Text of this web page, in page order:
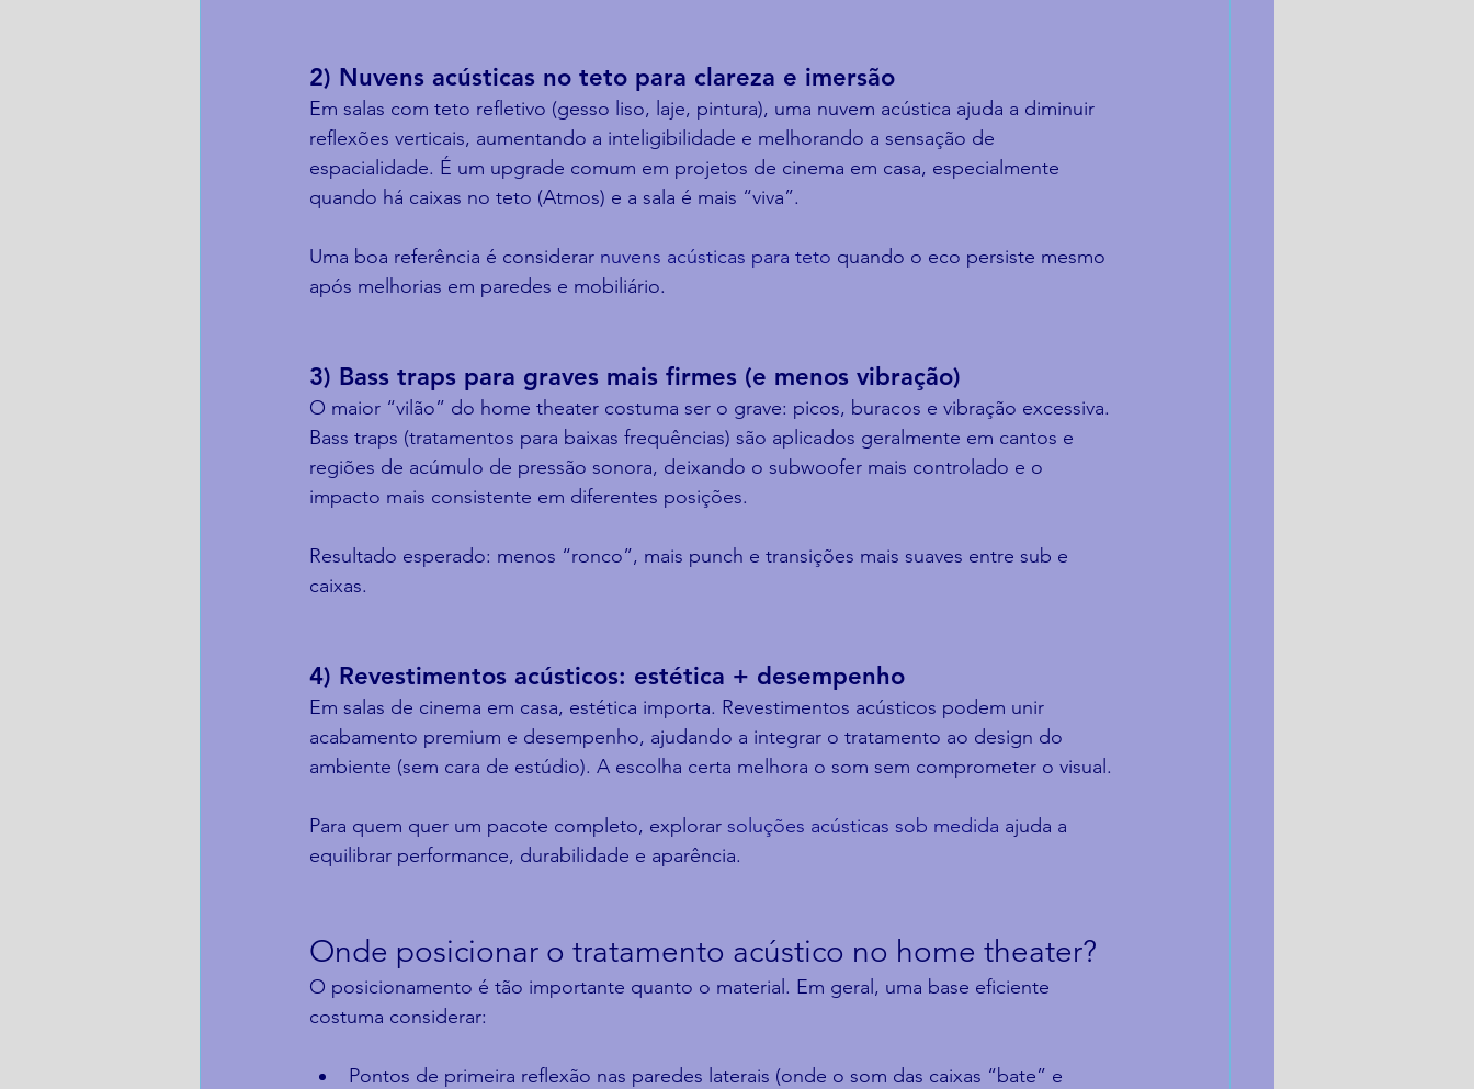
2) Nuvens acústicas no teto para clareza e imersão
Em salas com teto refletivo (gesso liso, laje, pintura), uma nuvem acústica ajuda a diminuir
reflexões verticais, aumentando a inteligibilidade e melhorando a sensação de
espacialidade. É um upgrade comum em projetos de cinema em casa, especialmente
quando há caixas no teto (Atmos) e a sala é mais “viva”.
Uma boa referência é considerar nuvens acústicas para teto quando o eco persiste mesmo
após melhorias em paredes e mobiliário.
3) Bass traps para graves mais firmes (e menos vibração)
O maior “vilão” do home theater costuma ser o grave: picos, buracos e vibração excessiva.
Bass traps (tratamentos para baixas frequências) são aplicados geralmente em cantos e
regiões de acúmulo de pressão sonora, deixando o subwoofer mais controlado e o
impacto mais consistente em diferentes posições.
Resultado esperado: menos “ronco”, mais punch e transições mais suaves entre sub e
caixas.
4) Revestimentos acústicos: estética + desempenho
Em salas de cinema em casa, estética importa. Revestimentos acústicos podem unir
acabamento premium e desempenho, ajudando a integrar o tratamento ao design do
ambiente (sem cara de estúdio). A escolha certa melhora o som sem comprometer o visual.
Para quem quer um pacote completo, explorar soluções acústicas sob medida ajuda a
equilibrar performance, durabilidade e aparência.
Onde posicionar o tratamento acústico no home theater?
O posicionamento é tão importante quanto o material. Em geral, uma base eficiente
costuma considerar:
Pontos de primeira reflexão nas paredes laterais (onde o som das caixas “bate” e